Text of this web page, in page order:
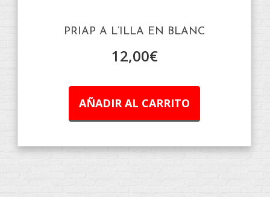
PRIAP A L’ILLA EN BLANC
12,00€
AÑADIR AL CARRITO